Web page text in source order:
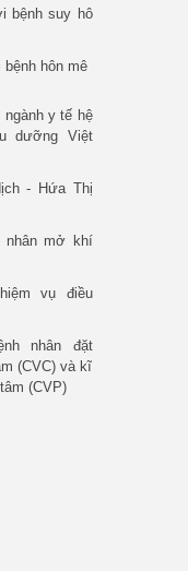
bệnh suy hô
hôn mê
ngành y tế hệ
dưỡng Việt
- Hứa Thị
nhân mở khí
vụ điều
nhân đặt
(CVC) và kĩ
(CVP)